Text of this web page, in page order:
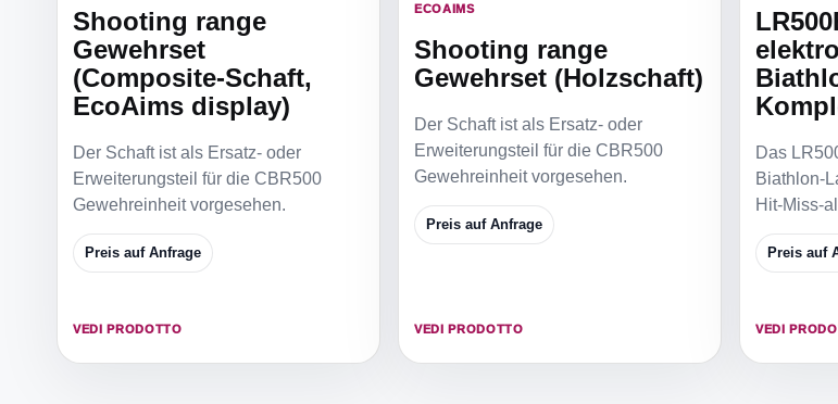
Shooting range
Gewehrset
(Composite-Schaft,
EcoAims display)
Der Schaft ist als Ersatz- oder
Erweiterungsteil für die CBR500
Gewehreinheit vorgesehen.
Preis auf Anfrage
VEDI PRODOTTO
ECOAIMS
Shooting range
Gewehrset (Holzschaft)
Der Schaft ist als Ersatz- oder
Erweiterungsteil für die CBR500
Gewehreinheit vorgesehen.
Preis auf Anfrage
VEDI PRODOTTO
Das
Biathlon-
Hit-Miss-
Preis auf
VEDI